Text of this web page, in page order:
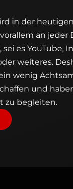
in der
an jeder
es YouTube,
weiteres.
wenig
und
zu begleiten.